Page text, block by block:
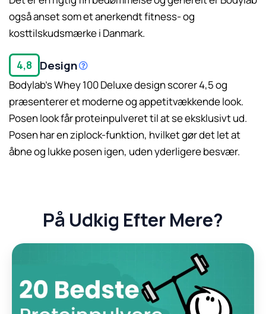
også anset som et anerkendt fitness- og
kosttilskudsmærke i Danmark.
4,8 Design
Læs mere her.
Bodylab’s Whey 100 Deluxe design scorer 4,5 og
præsenterer et moderne og appetitvækkende look.
Posen look får proteinpulveret til at se eksklusivt ud.
Posen har en ziplock-funktion, hvilket gør det let at
åbne og lukke posen igen, uden yderligere besvær.
På Udkig Efter Mere?